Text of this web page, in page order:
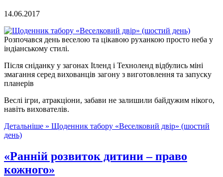
14.06.2017
Розпочався день веселою та цікавою руханкою просто неба у
індіанському стилі.
Після сніданку у загонах Itленд і Техноленд відбулись міні
змагання серед вихованців загону з виготовлення та запуску
планерів
Веслі ігри, атракціони, забави не залишили байдужим нікого,
навіть вихователів.
Детальніше » Щоденник табору «Веселковий двір» (шостий
день)
«Ранній розвиток дитини – право
кожного»